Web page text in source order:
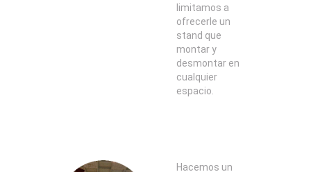
limitamos a
ofrecerle un
stand que
montar y
desmontar en
cualquier
espacio.
Hacemos un